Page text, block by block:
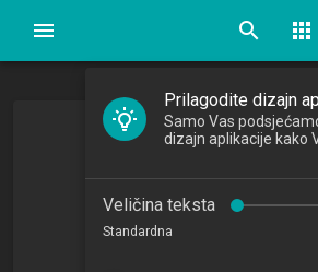
search apps
Baze
Database
2015/2016
Prilagodite dizajn
dizajn aplikacije kako
Veličina teksta
Standardna